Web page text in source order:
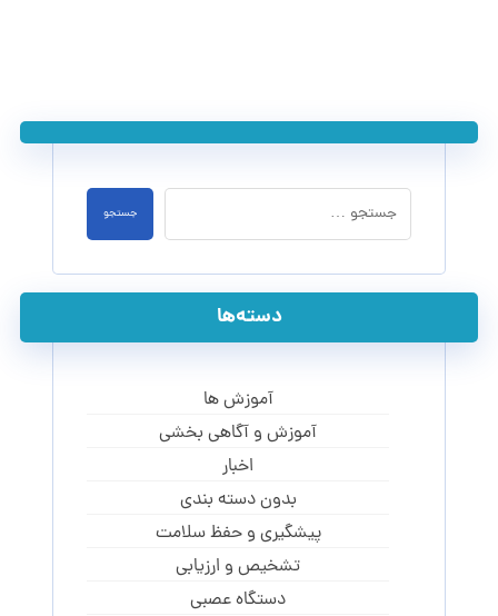
جستجو
دسته‌ها
آموزش ها
آموزش و آگاهی‌ بخشی
اخبار
بدون دسته بندی
پیشگیری و حفظ سلامت
تشخیص و ارزیابی
دستگاه عصبی